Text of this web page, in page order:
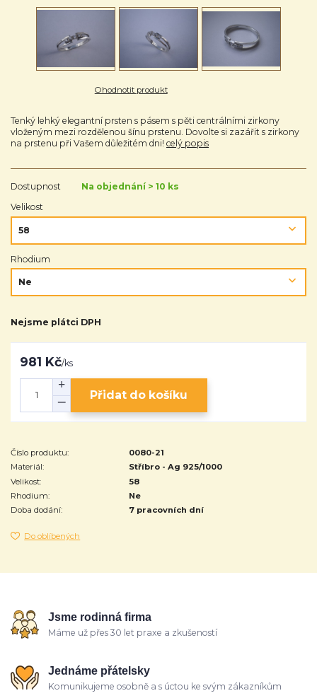
Ohodnotit produkt
Tenký lehký elegantní prsten s pásem s pěti centrálními zirkony
vloženým mezi rozdělenou šínu prstenu. Dovolte si zazářit s zirkony
na prstenu při Vašem důležitém dni! celý popis
Dostupnost
Na objednání > 10 ks
Velikost
Rhodium
Nejsme plátci DPH
981 Kč/ks
Přidat do košíku
Číslo produktu:
0080-21
Materiál:
Stříbro - Ag 925/1000
Velikost:
58
Rhodium:
Ne
Doba dodání:
7 pracovních dní
Do oblíbených
Jsme rodinná firma
Máme už přes 30 let praxe a zkušeností
Jednáme přátelsky
Komunikujeme osobně a s úctou ke svým zákazníkům